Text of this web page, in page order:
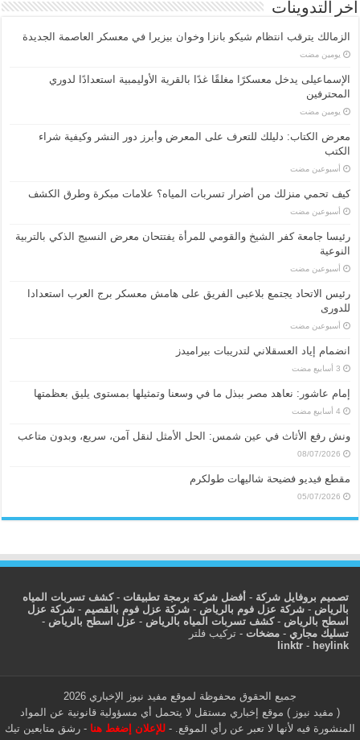
أخر التدوينات
الزمالك يترقب انتظام شيكو بانزا وخوان بيزيرا في معسكر العاصمة الجديدة
‏يومين مضت
الإسماعیلی یدخل معسكرًا مغلقًا غدًا بالقرية الأوليمبية استعدادًا لدوري
المحترفين
‏يومين مضت
معرض الكتاب: دليلك للتعرف على المعرض وأبرز دور النشر وكيفية شراء
الكتب
‏أسبوعين مضت
كيف تحمي منزلك من أضرار تسربات المياه؟ علامات مبكرة وطرق الكشف
‏أسبوعين مضت
رئيسا جامعة كفر الشيخ والقومي للمرأة يفتتحان معرض النسيج الذكي بالتربية
النوعية
‏أسبوعين مضت
رئيس الاتحاد يجتمع بلاعبى الفريق على هامش معسكر برج العرب استعدادا
للدورى
‏أسبوعين مضت
انضمام إياد العسقلاني لتدريبات بيراميدز
إمام عاشور: نعاهد مصر ببذل ما في وسعنا وتمثيلها بمستوى يليق بعظمتها
ونش رفع الأثاث في عين شمس: الحل الأمثل لنقل آمن، سريع، وبدون متاعب
08/07/2026
مقطع فيديو فضيحة شاليهات طولكرم
05/07/2026
تصميم بروفايل شركة - أفضل شركة برمجة تطبيقات -كشف تسربات المياه
بالرياض -شركة عزل فوم بالرياض -شركة عزل فوم بالقصيم -شركة عزل
اسطح بالرياض -كشف تسربات المياه بالرياض - عزل اسطح بالرياض -
تسليك مجاري -مضخات -تركيب فلتر
linktr- heylink
جميع الحقوق محفوظة لموقع مفيد نيوز الإخباري 2026
( مفيد نيوز ) موقع إخباري مستقل لا يتحمل أي مسؤولية قانونية عن المواد
المنشورة فيه لأنها لا تعبر عن رأي الموقع. - للإعلان إضغط هنا - رشق متابعين تيك